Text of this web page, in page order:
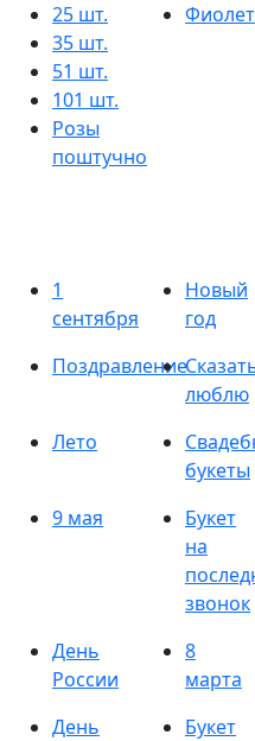
25 шт.
35 шт.
51 шт.
101 шт.
Розы
поштучно
1
сентября
Новый
год
Поздравление
люблю
Лето
букеты
9 мая
Букет
на
звонок
День
России
8
марта
День
Букет